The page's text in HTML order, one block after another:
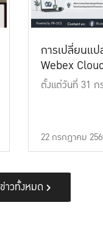
การเปลี่ยนแ
Webex
ตั้งแต่วันที่ 31
22 กรกฎาคม
ข่าวทั้งหมด